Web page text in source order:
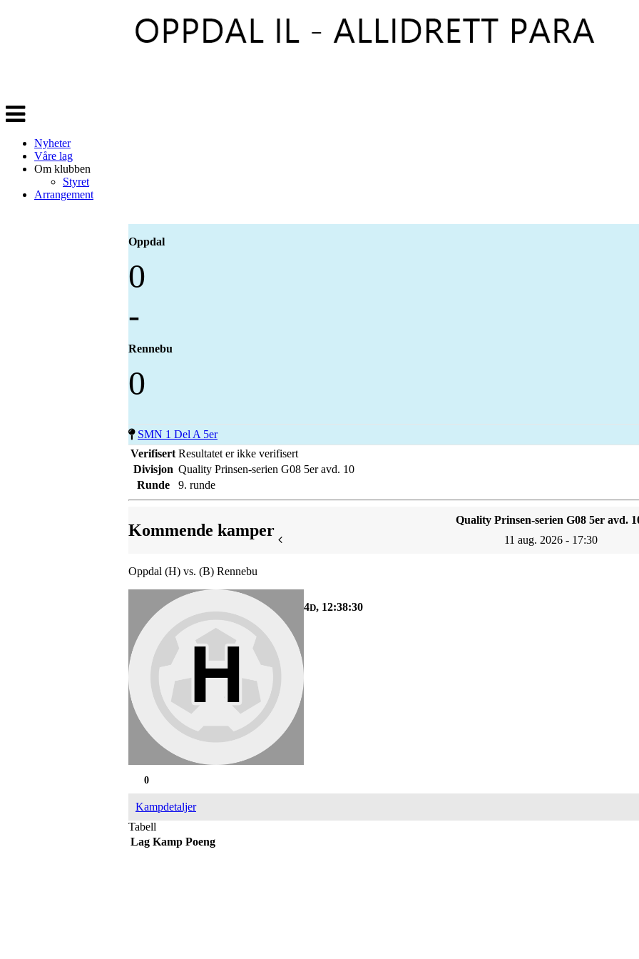
Veksle
navigasjon
Nyheter
Våre lag
Om klubben
Styret
Arrangement
Oppdal
0
-
Rennebu
0
SMN 1 Del A 5er
Verifisert Resultatet er ikke verifisert
Divisjon Quality Prinsen-serien G08 5er avd. 10
Runde
9. runde
Kommende kamper
Quality Prinsen-serien G08 5er avd.
11 aug. 2026 - 17:30
Oppdal (H) vs. (B) Rennebu
4D, 12:38:30
0
Kampdetaljer
Tabell
Lag Kamp Poeng